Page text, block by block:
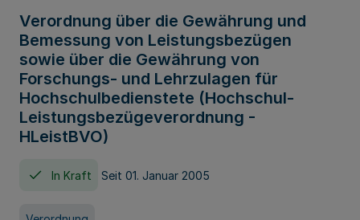
Verordnung über die Gewährung und
Bemessung von Leistungsbezügen
sowie über die Gewährung von
Forschungs- und Lehrzulagen für
Hochschulbedienstete (Hochschul-
Leistungsbezügeverordnung -
HLeistBVO)
In Kraft Seit 01. Januar 2005